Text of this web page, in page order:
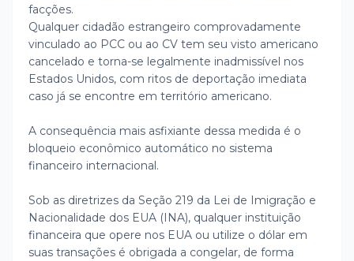
facções.
Qualquer cidadão estrangeiro comprovadamente
vinculado ao PCC ou ao CV tem seu visto americano
cancelado e torna-se legalmente inadmissível nos
Estados Unidos, com ritos de deportação imediata
caso já se encontre em território americano.
A consequência mais asfixiante dessa medida é o
bloqueio econômico automático no sistema
financeiro internacional.
Sob as diretrizes da Seção 219 da Lei de Imigração e
Nacionalidade dos EUA (INA), qualquer instituição
financeira que opere nos EUA ou utilize o dólar em
suas transações é obrigada a congelar, de forma